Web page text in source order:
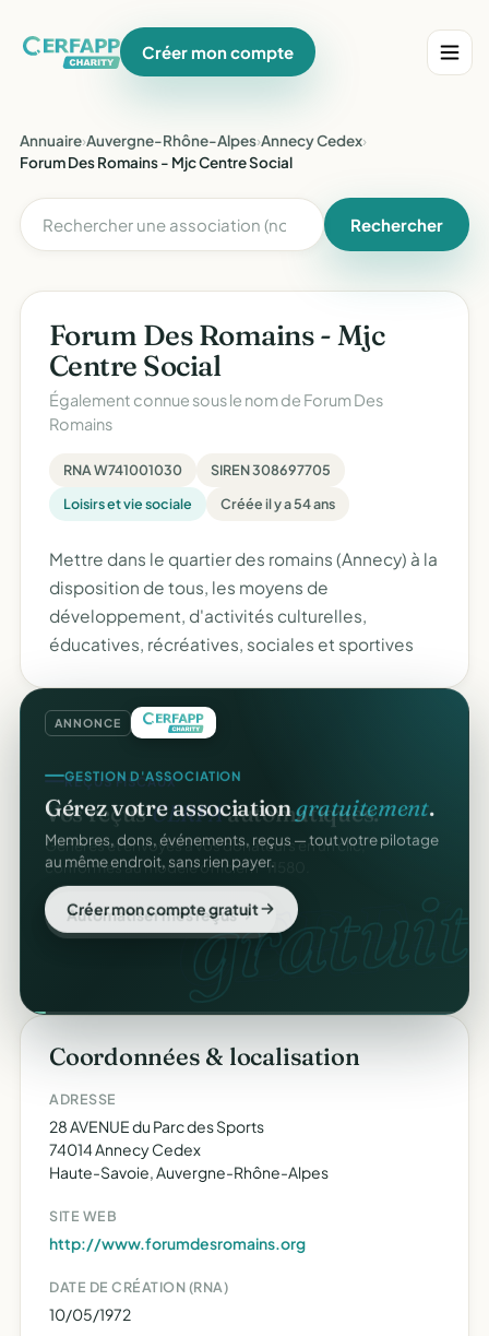
Créer mon compte
Annuaire›Auvergne-Rhône-Alpes›Annecy Cedex›
Forum Des Romains - Mjc Centre Social
Rechercher
Forum Des Romains - Mjc
Centre Social
Également connue sous le nom de Forum Des
Romains
RNA W741001030
SIREN 308697705
Loisirs et vie sociale
Créée il y a 54 ans
Mettre dans le quartier des romains (Annecy) à la
disposition de tous, les moyens de
développement, d'activités culturelles,
éducatives, récréatives, sociales et sportives
ANNONCE
gratuit.
GESTION D'ASSOCIATION
Gérez votre associationgratuitement.
Membres, dons, événements, reçus — tout votre pilotage
au même endroit, sans rien payer.
Créer mon compte gratuit
Coordonnées & localisation
ADRESSE
28 AVENUE du Parc des Sports
74014 Annecy Cedex
Haute-Savoie, Auvergne-Rhône-Alpes
SITE WEB
http://www.forumdesromains.org
DATE DE CRÉATION (RNA)
10/05/1972